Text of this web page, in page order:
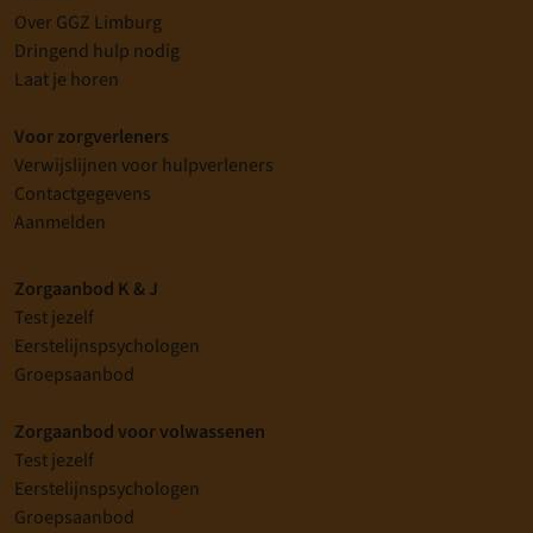
Over GGZ Limburg
Dringend hulp nodig
Laat je horen
Voor zorgverleners
Verwijslijnen voor hulpverleners
Contactgegevens
Aanmelden
Zorgaanbod K & J
Test jezelf
Eerstelijnspsychologen
Groepsaanbod
Zorgaanbod voor volwassenen
Test jezelf
Eerstelijnspsychologen
Groepsaanbod